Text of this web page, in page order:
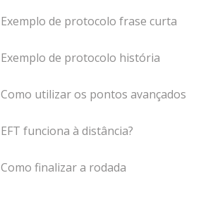
Exemplo de protocolo frase curta
Exemplo de protocolo história
Como utilizar os pontos avançados
EFT funciona à distância?
Como finalizar a rodada